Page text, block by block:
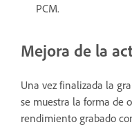
PCM.
Mejora de la
Una vez finalizada la
se muestra la forma de
rendimiento grabado